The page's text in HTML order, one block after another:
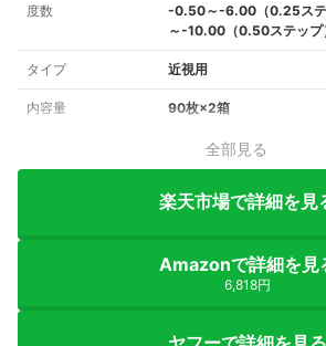
度数
-0.50～-6.00（0.25ス
～-10.00（0.50ステップ
タイプ 近視用
内容量 90枚×2箱
全部見る
楽天市場で詳細を見
Amazonで詳細を見
6,818円